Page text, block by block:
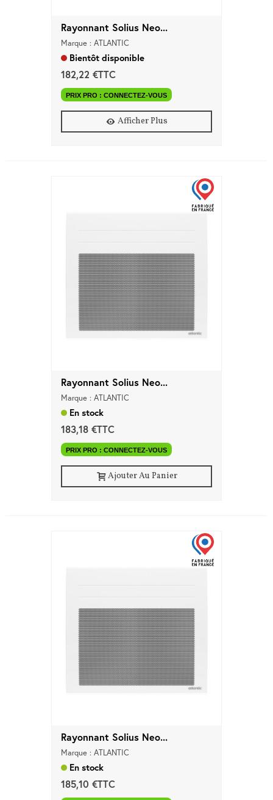
Rayonnant Solius Neo...
Marque : ATLANTIC
Bientôt disponible
182,22 €TTC
PRIX PRO : CONNECTEZ-VOUS
Afficher Plus
Rayonnant Solius Neo...
Marque : ATLANTIC
En stock
183,18 €TTC
PRIX PRO : CONNECTEZ-VOUS
Ajouter Au Panier
Rayonnant Solius Neo...
Marque : ATLANTIC
En stock
185,10 €TTC